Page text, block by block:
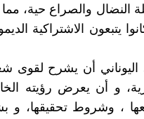
النضال والصراع حية،
الاشتراكية
أن يشرح لقوى
و أن يعرض رؤيته
، وشروط تحقيقها، و